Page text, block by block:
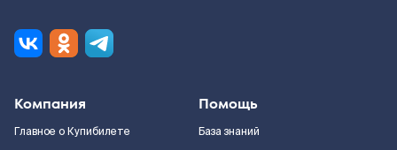
Компания
Главное о Купибилете
Помощь
База знаний